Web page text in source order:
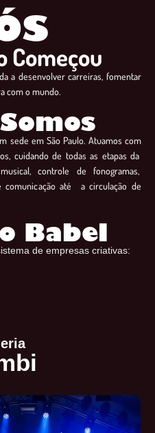
Começou
a desenvolver carreiras, fomentar
com o mundo.
sede em São Paulo. Atuamos com
cuidando de todas as etapas da
controle de fonogramas,
comunicação até a circulação de
Babel
de empresas criativas: